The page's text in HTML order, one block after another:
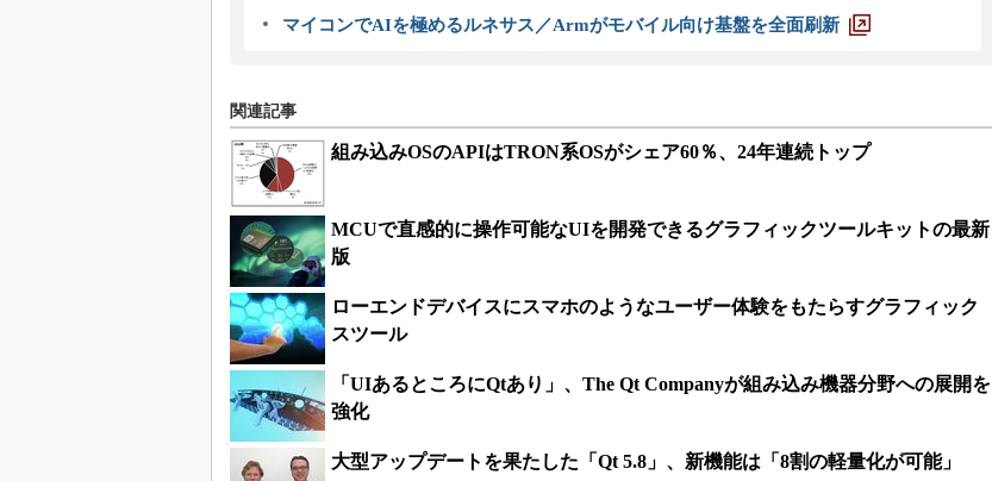
マイコンでAIを極めるルネサス／Armがモバイル向け基盤を全面刷新
関連記事
組み込みOSのAPIはTRON系OSがシェア60％、24年連続トップ
MCUで直感的に操作可能なUIを開発できるグラフィックツールキットの最新
版
ローエンドデバイスにスマホのようなユーザー体験をもたらすグラフィック
スツール
「UIあるところにQtあり」、The Qt Companyが組み込み機器分野への展開を
強化
大型アップデートを果たした「Qt 5.8」、新機能は「8割の軽量化が可能」